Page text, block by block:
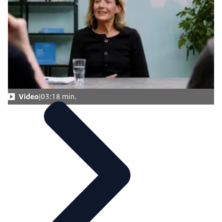
Download
Audiobeschrijving
mp3 1,1 MB
Download
spelen, maar je moet er ook niet buiten gaan.
Je moet ook niet denken
dat je beleid gaat maken of dat je...
Nee. Daarvoor heb je ook je integriteit,
ook naar de scholen toe.
Je zit op een plek waar je vertelt...
hoe je het waarneemt
en wat je waargenomen hebt.
Video 03:18 min.